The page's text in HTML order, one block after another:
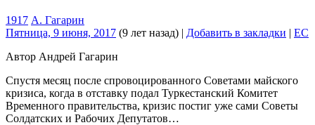
1917 А. Гагарин
Пятница, 9 июня, 2017 (9 лет назад) | Добавить в закладки | EC
Автор Андрей Гагарин
Спустя месяц после спровоцированного Советами майского
кризиса, когда в отставку подал Туркестанский Комитет
Временного правительства, кризис постиг уже сами Советы
Солдатских и Рабочих Депутатов…